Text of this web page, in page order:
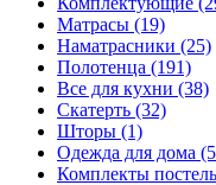
Матрасы (19)
Наматрасники (25)
Полотенца (191)
Все для кухни (38)
Скатерть (32)
Шторы (1)
Одежда для дома
Комплекты